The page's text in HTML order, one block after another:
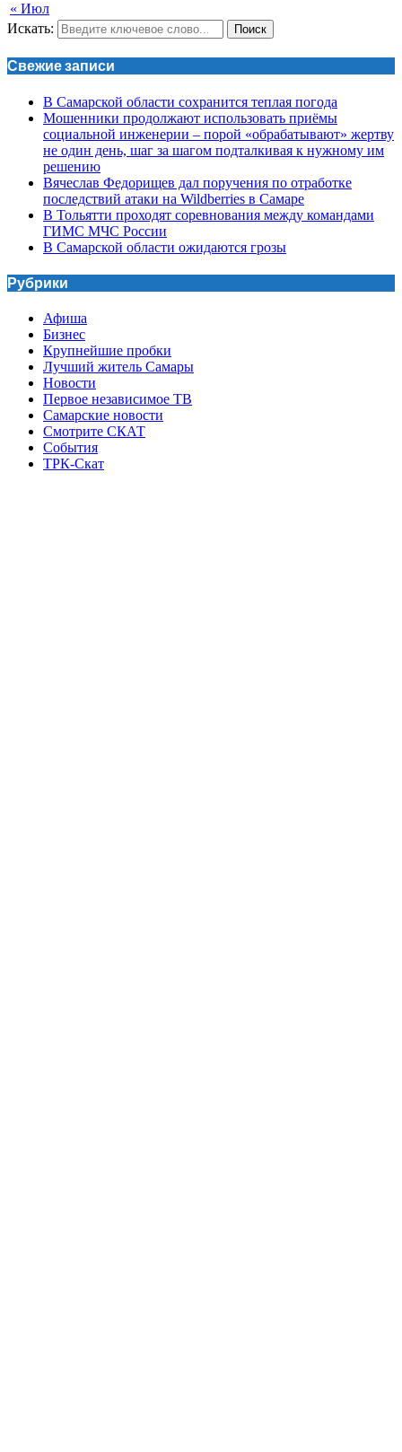
« Июл
Искать: Поиск
Свежие записи
В Самарской области сохранится теплая погода
Мошенники продолжают использовать приёмы
социальной инженерии – порой «обрабатывают» жертву
не один день, шаг за шагом подталкивая к нужному им
решению
Вячеслав Федорищев дал поручения по отработке
последствий атаки на Wildberries в Самаре
В Тольятти проходят соревнования между командами
ГИМС МЧС России
В Самарской области ожидаются грозы
Рубрики
Афиша
Бизнес
Крупнейшие пробки
Лучший житель Самары
Новости
Первое независимое ТВ
Самарские новости
Смотрите СКАТ
События
ТРК-Скат